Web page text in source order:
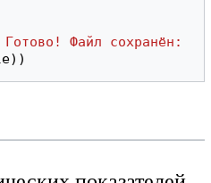
Файл сохранён:
))